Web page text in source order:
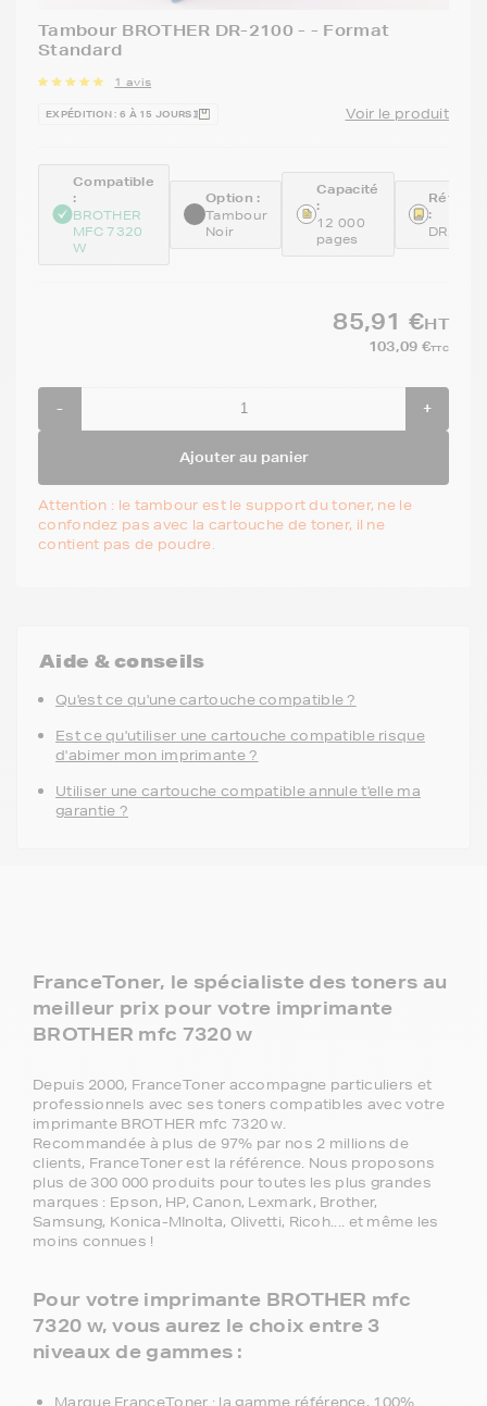
Tambour BROTHER DR-2100 - - Format
Standard
1 avis
EXPÉDITION : 6 À 15 JOURS Voir le produit
Compatible
:
BROTHER
MFC 7320
W
Option :
Tambour
Noir
Capacité
:
12 000
pages
:
DR2100
85,91 €HT
103,09 €TTC
- +
Ajouter au panier
Attention : le tambour est le support du toner, ne le
confondez pas avec la cartouche de toner, il ne
contient pas de poudre.
Aide & conseils
Qu'est ce qu'une cartouche compatible ?
Est ce qu'utiliser une cartouche compatible risque
d'abimer mon imprimante ?
Utiliser une cartouche compatible annule t'elle ma
garantie ?
FranceToner, le spécialiste des toners au
meilleur prix pour votre imprimante
BROTHER mfc 7320 w
Depuis 2000, FranceToner accompagne particuliers et
professionnels avec ses toners compatibles avec votre
imprimante BROTHER mfc 7320 w.
Recommandée à plus de 97% par nos 2 millions de
clients, FranceToner est la référence. Nous proposons
plus de 300 000 produits pour toutes les plus grandes
marques : Epson, HP, Canon, Lexmark, Brother,
Samsung, Konica-MInolta, Olivetti, Ricoh.... et même les
moins connues !
Pour votre imprimante BROTHER mfc
7320 w, vous aurez le choix entre 3
niveaux de gammes :
Marque FranceToner : la gamme référence, 100%